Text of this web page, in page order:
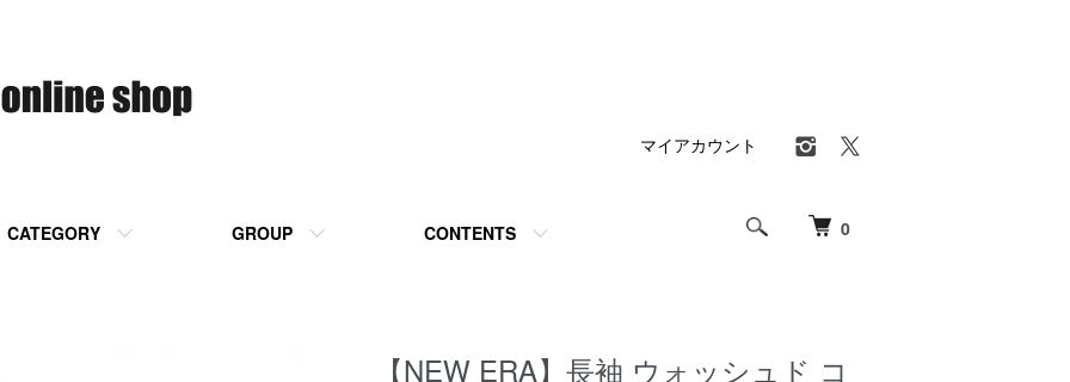
0
CATEGORY GROUP CONTENTS
マイアカウント
【NEW ERA】長袖 ウォッシュド コ